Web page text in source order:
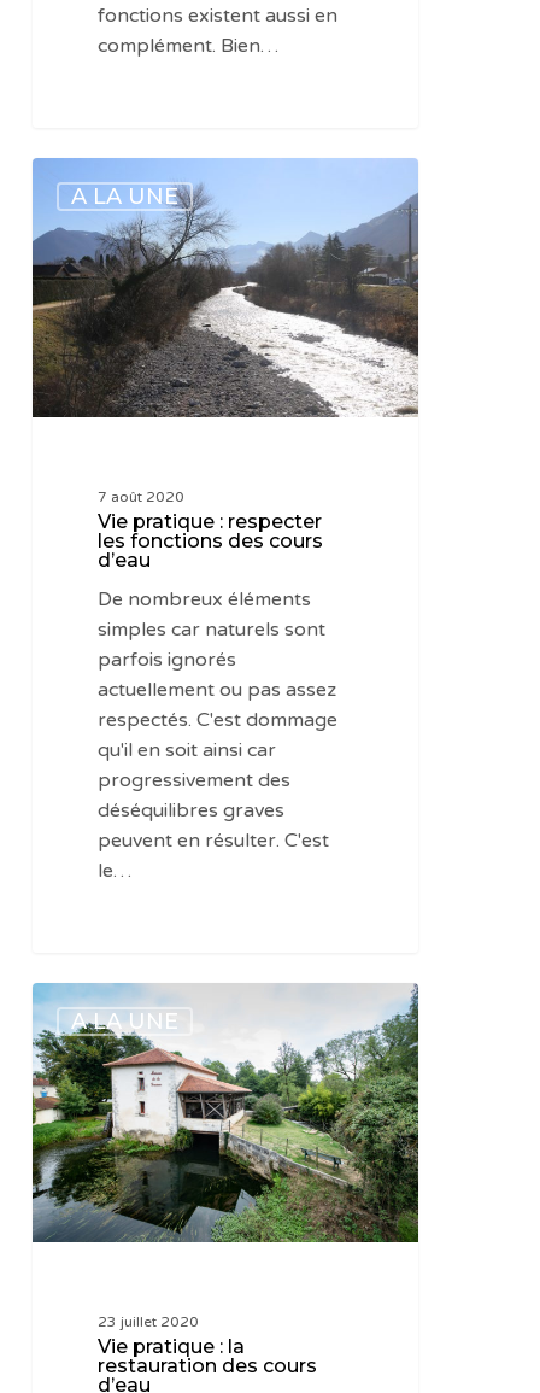
fonctions existent aussi en
complément. Bien…
pratique
respecter
les
fonctions
des
cours
d’eau
A LA UNE
7 août 2020
Vie pratique : respecter
les fonctions des cours
d’eau
De nombreux éléments
simples car naturels sont
parfois ignorés
actuellement ou pas assez
respectés. C'est dommage
qu'il en soit ainsi car
progressivement des
déséquilibres graves
peuvent en résulter. C'est
le…
Vie
pratique
:
la
restauration
des
cours
d’eau
A LA UNE
23 juillet 2020
Vie pratique : la
restauration des cours
d’eau